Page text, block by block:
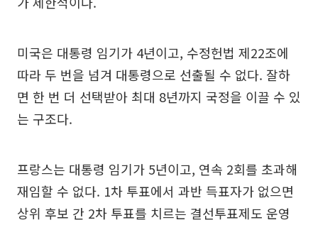
미국은 대통령 임기가 4년이고, 수정헌법 제22조에
따라 두 번을 넘겨 대통령으로 선출될 수 없다. 잘하
면 한 번 더 선택받아 최대 8년까지 국정을 이끌 수 있
는 구조다.
프랑스는 대통령 임기가 5년이고, 연속 2회를 초과해
재임할 수 없다. 1차 투표에서 과반 득표자가 없으면
상위 후보 간 2차 투표를 치르는 결선투표제도 운영